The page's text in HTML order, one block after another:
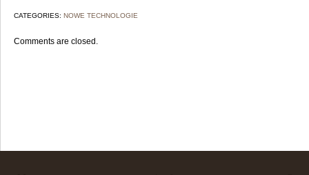
CATEGORIES: NOWE TECHNOLOGIE
Comments are closed.